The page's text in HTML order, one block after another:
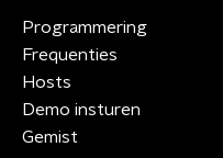
Programmering
Frequenties
Hosts
Demo insturen
Gemist